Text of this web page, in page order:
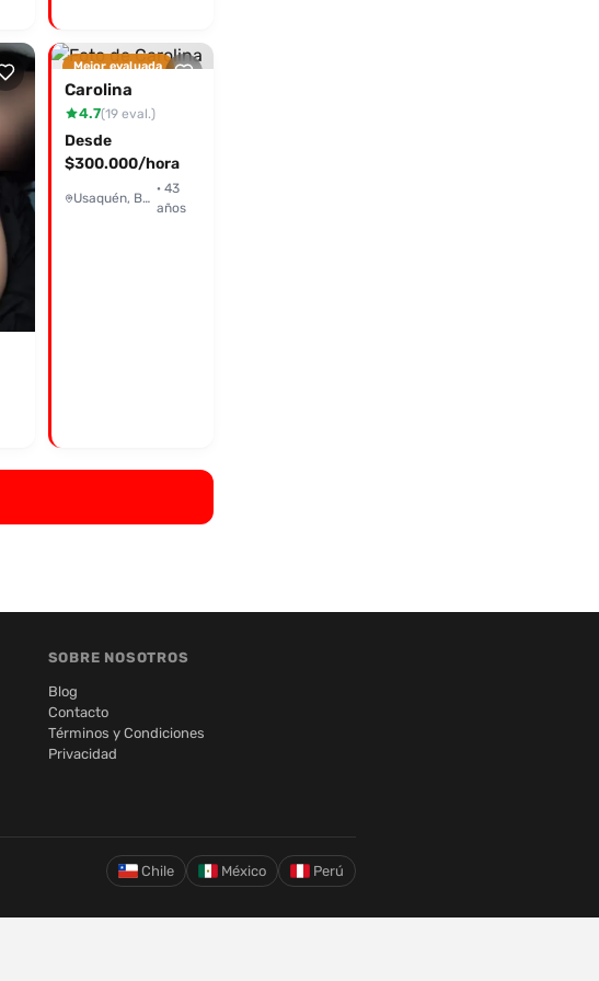
Mejor evaluada
Carolina
4.7(19 eval.)
Desde
$300.000/hora
Usaquén, Bogotá
· 43
años
SOBRE NOSOTROS
Blog
Contacto
Términos y Condiciones
Privacidad
Chile México Perú